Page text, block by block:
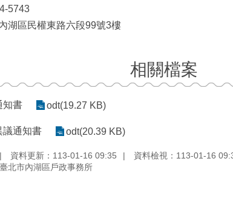
5743
湖區民權東路六段99號3樓
相關檔案
知書 odt(19.27 KB)
議通知書 odt(20.39 KB)
資料更新：113-01-16 09:35
資料檢視：113-01-16
北市內湖區戶政事務所